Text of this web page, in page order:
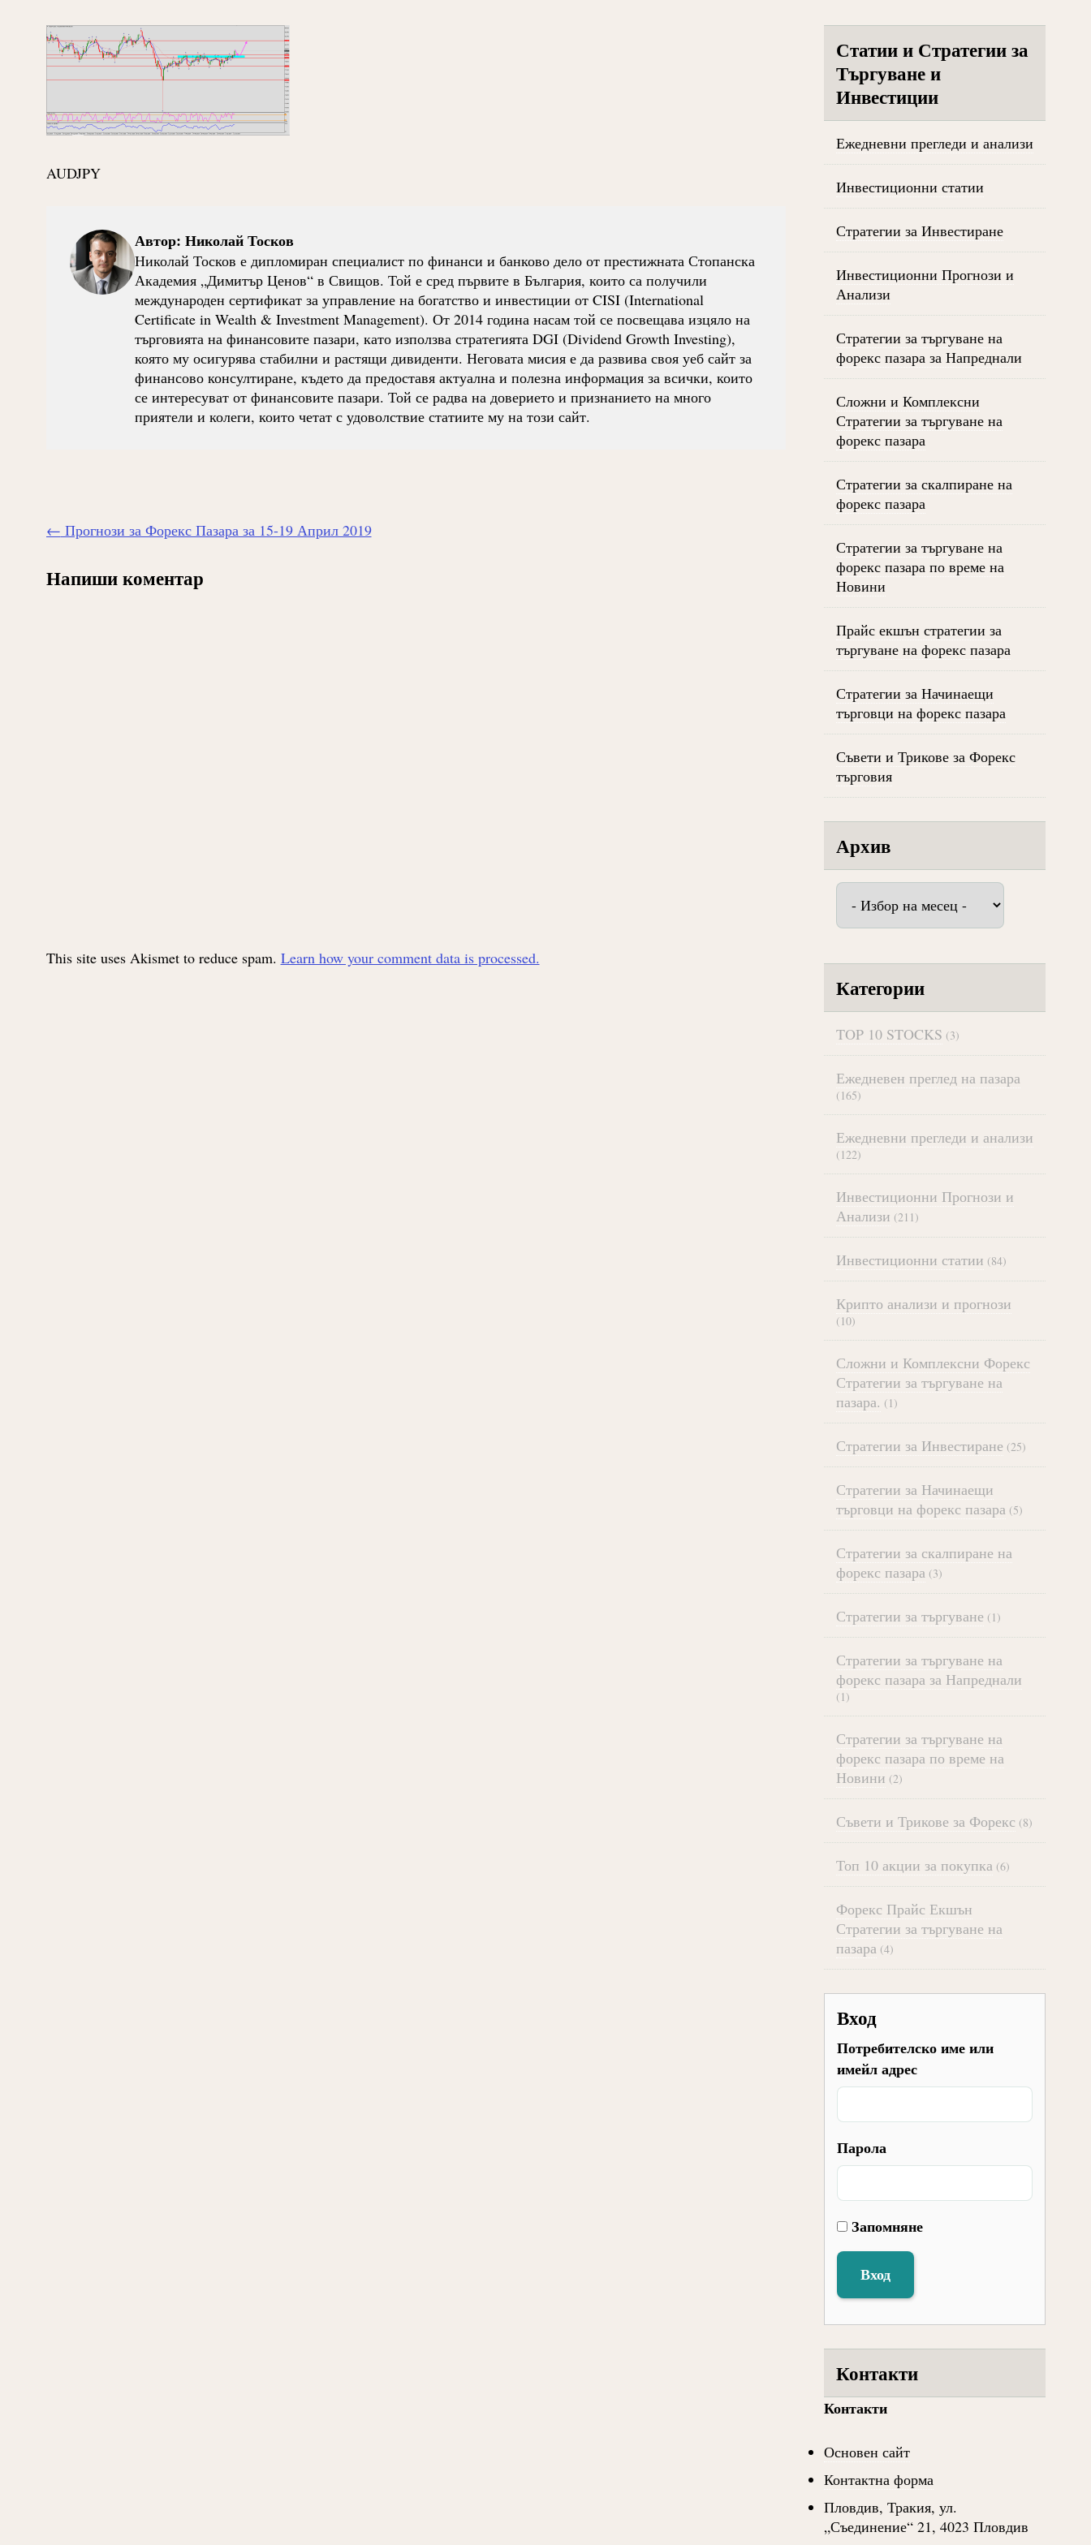
AUDJPY
Автор: Николай Тосков
Николай Тосков е дипломиран специалист по финанси и банково дело от престижната Стопанска
Академия „Димитър Ценов“ в Свищов. Той е сред първите в България, които са получили
международен сертификат за управление на богатство и инвестиции от CISI (International
Certificate in Wealth & Investment Management). От 2014 година насам той се посвещава изцяло на
търговията на финансовите пазари, като използва стратегията DGI (Dividend Growth Investing),
която му осигурява стабилни и растящи дивиденти. Неговата мисия е да развива своя уеб сайт за
финансово консултиране, където да предоставя актуална и полезна информация за всички, които
се интересуват от финансовите пазари. Той се радва на доверието и признанието на много
приятели и колеги, които четат с удоволствие статиите му на този сайт.
Навигиране
публикацията
← Прогнози за Форекс Пазара за 15-19 Април 2019
Напиши коментар
This site uses Akismet to reduce spam. Learn how your comment data is processed.
Статии и Стратегии за
Търгуване и
Инвестиции
Ежедневни прегледи и анализи
Инвестиционни статии
Стратегии за Инвестиране
Инвестиционни Прогнози и
Анализи
Стратегии за търгуване на
форекс пазара за Напреднали
Сложни и Комплексни
Стратегии за търгуване на
форекс пазара
Стратегии за скалпиране на
форекс пазара
Стратегии за търгуване на
форекс пазара по време на
Новини
Прайс екшън стратегии за
търгуване на форекс пазара
Стратегии за Начинаещи
търговци на форекс пазара
Съвети и Трикове за Форекс
търговия
Архив
Архив
Категории
TOP 10 STOCKS (3)
Ежедневен преглед на пазара
(165)
Ежедневни прегледи и анализи
(122)
Инвестиционни Прогнози и
Анализи (211)
Инвестиционни статии (84)
Крипто анализи и прогнози
(10)
Сложни и Комплексни Форекс
Стратегии за търгуване на
пазара. (1)
Стратегии за Инвестиране (25)
Стратегии за Начинаещи
търговци на форекс пазара (5)
Стратегии за скалпиране на
форекс пазара (3)
Стратегии за търгуване (1)
Стратегии за търгуване на
форекс пазара за Напреднали
(1)
Стратегии за търгуване на
форекс пазара по време на
Новини (2)
Съвети и Трикове за Форекс (8)
Топ 10 акции за покупка (6)
Форекс Прайс Екшън
Стратегии за търгуване на
пазара (4)
Вход
Потребителско име или
имейл адрес
Парола
Запомняне
Вход
Контакти
Контакти
Основен сайт
Контактна форма
Пловдив, Тракия, ул.
„Съединение“ 21, 4023 Пловдив